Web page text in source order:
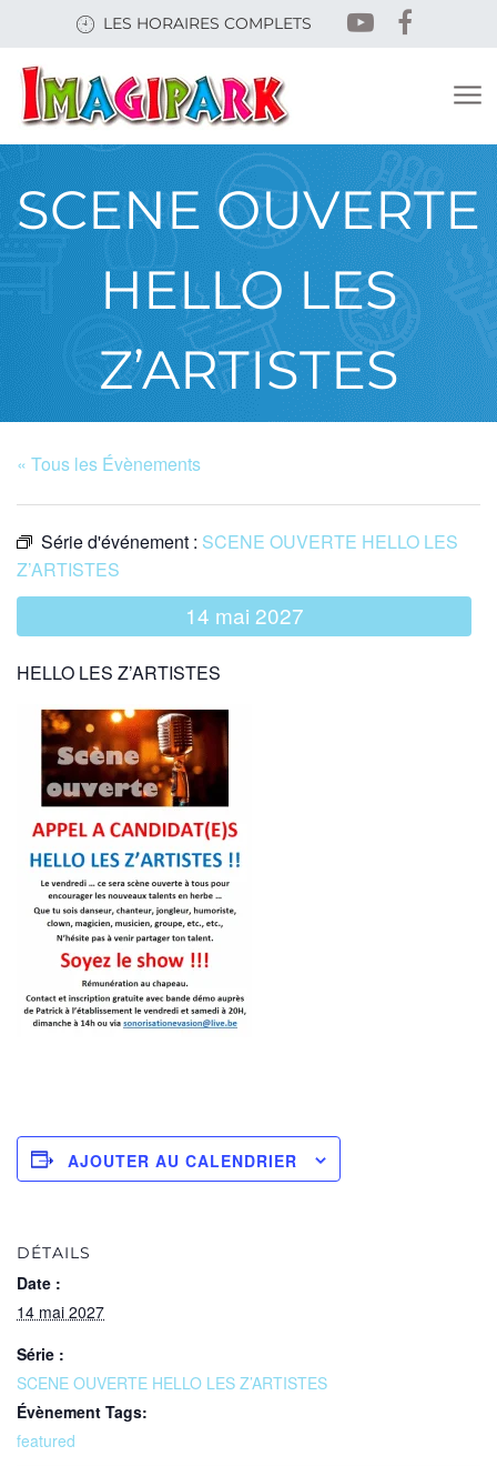
content
LES HORAIRES COMPLETS
SCENE OUVERTE
HELLO LES
Z’ARTISTES
« Tous les Évènements
Série d'événement : SCENE OUVERTE HELLO LES
Z’ARTISTES
14 mai 2027
HELLO LES Z’ARTISTES
AJOUTER AU CALENDRIER
DÉTAILS
Date :
14 mai 2027
Série :
SCENE OUVERTE HELLO LES Z’ARTISTES
Évènement Tags:
featured